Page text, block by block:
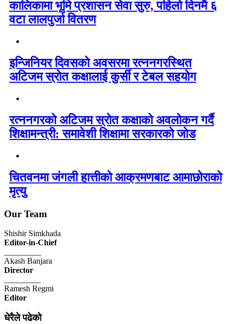
कालिकामा भूमि प्रशासन सेवा सुरु, पहिलो दिनमै ६
वटा लालपुर्जा वितरण
इन्जिनियर दिवसको अवसरमा रत्ननगरस्थित
अटिजम स्रोत कक्षालाई कुर्सी र टेबल सहयोग
रत्ननगरको अटिजम स्रोत कक्षाको अवलोकन गर्दै
शिक्षामन्त्री: समावेशी शिक्षामा सरकारको जोड
चितवनमा जंगली हात्तीको आक्रमणबाट आमाछोराको
मृत्यु
Our Team
Shishir Simkhada
Editor-in-Chief
Akash Banjara
Director
Ramesh Regmi
Editor
धेरैले पढेको